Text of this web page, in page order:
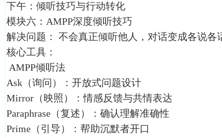
下午：倾听技巧与行动转化
模块六：AMPP深度倾听技巧
解决问题： 不会真正倾听他人，对话变成各说各
核心工具：
AMPP倾听法
Ask（询问）：开放式问题设计
Mirror（映照）：情感反馈与共情表达
Paraphrase（复述）：确认理解准确性
Prime（引导）：帮助沉默者开口